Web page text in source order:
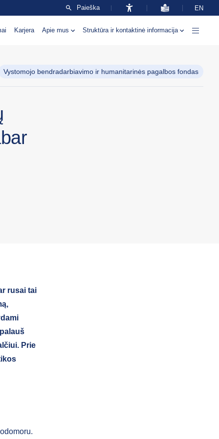
Paieška EN
Karjera Apie mus Struktūra ir kontaktinė informacija
Vystomojo bendradarbiavimo ir humanitarinės pagalbos fondas
rusai tai
Prie